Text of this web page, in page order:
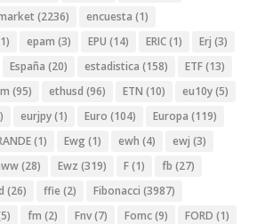
(2236) encuesta (1)
epam (3) EPU (14) ERIC(1) Erj (3)
España (20) estadistica (158) ETF(13)
(95) ethusd (96) ETN (10) eu10y(5)
eurjpy(1) Euro (104) Europa (119)
(1) Ewg (1) ewh (4) ewj (3)
(28) Ewz (319) F(1) fb (27)
(26) ffie (2) Fibonacci (3987)
fm (2) Fnv(7) Fomc(9) FORD (1)